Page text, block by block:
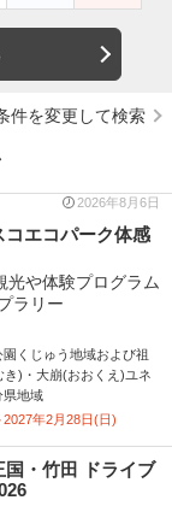
件を変更して検索
2026年8月6日
コエコパーク体感
光や体験プログラム
ラリー
くじゅう地域および祖
)・大崩(おおくえ)ユネ
県地域
年2月28日(日)
国・竹田 ドライブ